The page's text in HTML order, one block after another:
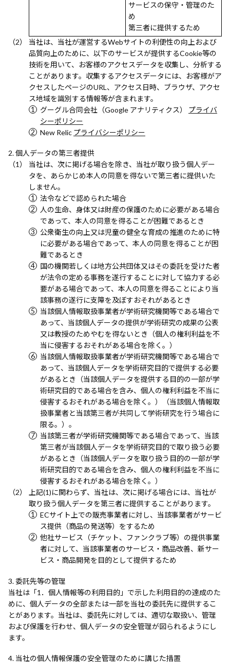
サービスの保守・管理のた
め
第三者に提供するため
当社は、当社が運営するWebサイトの利便性の向上および
品質向上のために、以下のサービスが提供するCookie等の
技術を用いて、お客様のアクセスデータを収集し、分析する
ことがあります。収集するアクセスデータには、お客様がア
クセスしたページのURL、アクセス日時、ブラウザ、アクセ
ス地域を識別する情報等が含まれます。
グーグル合同会社（Google アナリティクス） プライバ
シーポリシー
New Relic プライバシーポリシー
個人データの第三者提供
当社は、次に掲げる場合を除き、当社が取り扱う個人デー
タを、あらかじめ本人の同意を得ないで第三者に提供いた
しません。
法令などで認められた場合
人の生命、身体又は財産の保護のために必要がある場合
であって、本人の同意を得ることが困難であるとき
公衆衛生の向上又は児童の健全な育成の推進のために特
に必要がある場合であって、本人の同意を得ることが困
難であるとき
国の機関若しくは地方公共団体又はその委託を受けた者
が法令の定める事務を遂行することに対して協力する必
要がある場合であって、本人の同意を得ることにより当
該事務の遂行に支障を及ぼすおそれがあるとき
当該個人情報取扱事業者が学術研究機関等である場合で
あって、当該個人データの提供が学術研究の成果の公表
又は教授のためやむを得ないとき（個人の権利利益を不
当に侵害するおそれがある場合を除く。）
当該個人情報取扱事業者が学術研究機関等である場合で
あって、当該個人データを学術研究目的で提供する必要
があるとき（当該個人データを提供する目的の一部が学
術研究目的である場合を含み、個人の権利利益を不当に
侵害するおそれがある場合を除く。）（当該個人情報取
扱事業者と当該第三者が共同して学術研究を行う場合に
限る。）。
当該第三者が学術研究機関等である場合であって、当該
第三者が当該個人データを学術研究目的で取り扱う必要
があるとき（当該個人データを取り扱う目的の一部が学
術研究目的である場合を含み、個人の権利利益を不当に
侵害するおそれがある場合を除く。）
上記(1)に関わらず、当社は、次に掲げる場合には、当社が
取り扱う個人データを第三者に提供することがあります。
ECサイト上での販売事業者に対し、当該事業者がサービ
ス提供（商品の発送等）をするため
他社サービス（チケット、ファンクラブ等）の提供事業
者に対して、当該事業者のサービス・商品改善、新サー
ビス・商品開発を目的として提供するため
委託先等の管理
当社は「1．個人情報等の利用目的」で示した利用目的の達成のた
めに、個人データの全部または一部を当社の委託先に提供するこ
とがあります。当社は、委託先に対しては、適切な取扱い、管理
および保護を行わせ、個人データの安全管理が図られるようにし
ます。
当社の個人情報保護の安全管理のために講じた措置